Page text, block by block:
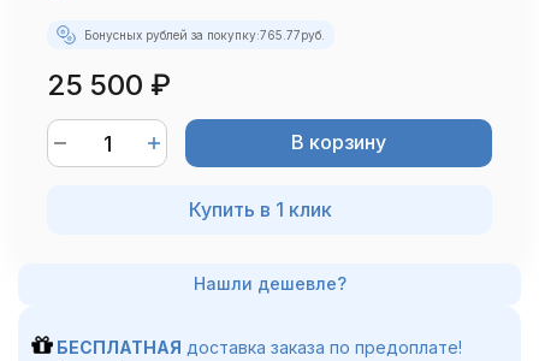
Бонусных рублей за покупку:765.77руб.
25 500 ₽
В корзину
Купить в 1 клик
БЕСПЛАТНАЯ доставка заказа по предоплате!